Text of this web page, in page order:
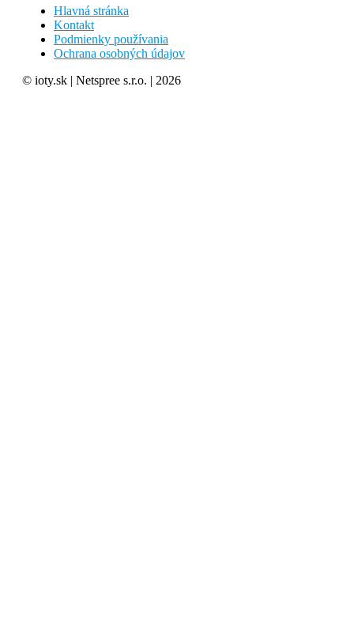
Hlavná stránka
Kontakt
Podmienky používania
Ochrana osobných údajov
© ioty.sk | Netspree s.r.o. | 2026